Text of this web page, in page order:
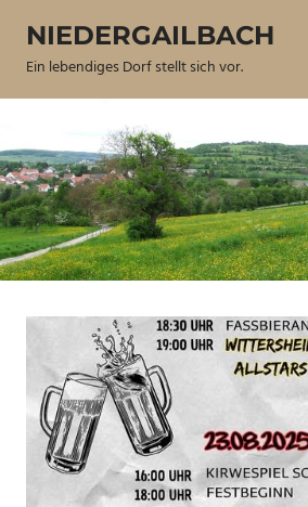
Inhalt
springen
NIEDERGAILBACH
Ein lebendiges Dorf stellt sich vor.